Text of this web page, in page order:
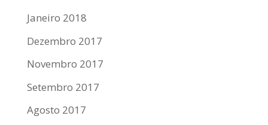
Janeiro 2018
Dezembro 2017
Novembro 2017
Setembro 2017
Agosto 2017